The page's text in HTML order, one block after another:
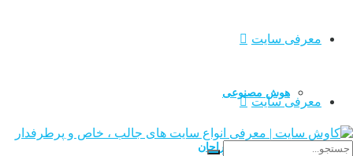
معرفی سایت
هوش مصنوعی
گرافیست و طراحان
معرفی سایت
هوش مصنوعی